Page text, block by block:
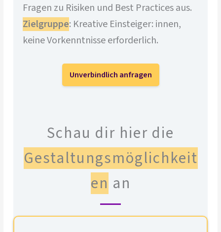
Fragen zu Risiken und Best Practices aus.
Zielgruppe: Kreative Einsteiger: innen,
keine Vorkenntnisse erforderlich.
Unverbindlich anfragen
Schau dir hier die
Gestaltungsmöglichkeit
en an